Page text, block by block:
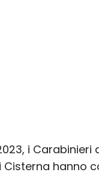
i Carabinieri
hanno